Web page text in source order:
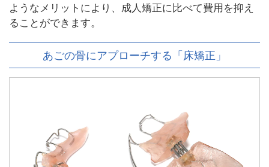
ようなメリットにより、成人矯正に比べて費用を抑え
ることができます。
あごの骨にアプローチする「床矯正」